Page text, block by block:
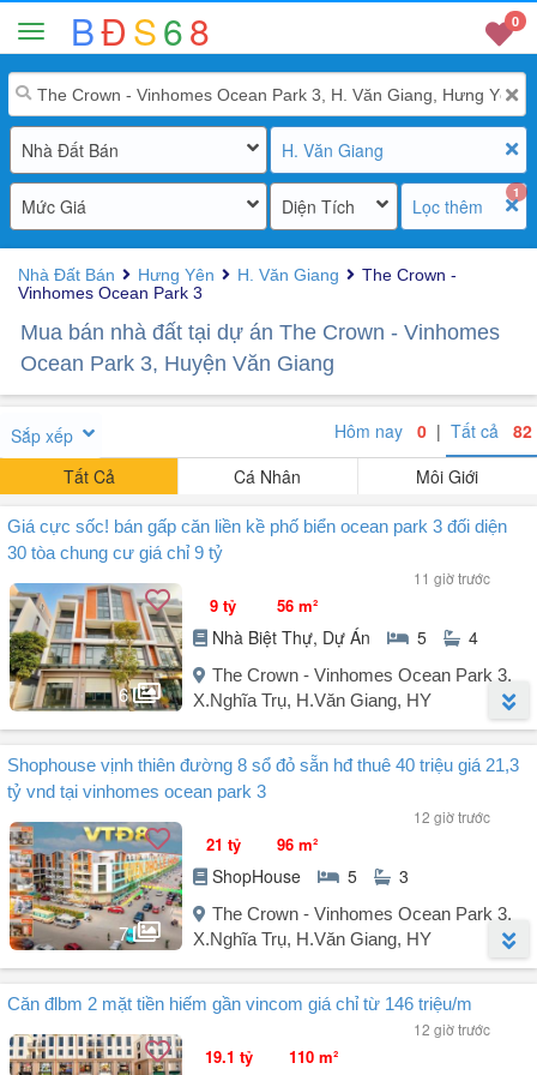
BĐS68 0
Nhà Đất Bán H. Văn Giang
Mức Giá Diện Tích
1
Lọc thêm
Nhà Đất Bán Hưng Yên H. Văn Giang
The Crown -
Vinhomes Ocean Park 3
Mua bán nhà đất tại dự án The Crown - Vinhomes
Ocean Park 3, Huyện Văn Giang
Sắp xếp Hôm nay 0 | Tất cả 82
Tất Cả
Cá Nhân Môi Giới
Giá cực sốc! bán gấp căn liền kề phố biển ocean park 3 đối diện
30 tòa chung cư giá chỉ 9 tỷ
11 giờ trước
6
9 tỷ 56 m²
Nhà Biệt Thự, Dự Án 5 4
The Crown - Vinhomes Ocean Park 3,
X.Nghĩa Trụ, H.Văn Giang, HY
Người đăng: Vũ Ngọc Ánh(36 tin đăng)
Chủ nhà cần tiền bán gấp liền kề Phố Biển Ocean Park 3 đối diện 30
toàn chung cư, diện tích 56m² - Kinh doanh sầm uất - Cách biển hồ
chỉ 200m - Giá cực hời chỉ 9 tỷ.
Liên hệ: .
-----------------------------
- Liền kề Phố Biển Ocean Park 3 - Vị trí đắc địa kinh doanh - Đối
diện 30 tòa chung cư cao cấp - Cạnh biển hồ, công viên sau nhà,
gần Vincom, Mega Grand World...
Shophouse vịnh thiên đường 8 sổ đỏ sẵn hđ thuê 40 triệu giá 21,3
tỷ vnd tại vinhomes ocean park 3
12 giờ trước
7
21 tỷ 96 m²
ShopHouse 5 3
The Crown - Vinhomes Ocean Park 3,
X.Nghĩa Trụ, H.Văn Giang, HY
Người đăng: Bui Hoang Việt
(16 tin đăng)
Cần bán shophouse với giá 21 tỷ VND, tọa lạc tại Xã Nghĩa Trụ, Văn
Giang, Hưng Yên, thuộc dự án The Crown - Vinhomes Ocean Park
Căn đlbm 2 mặt tiền hiếm gần vincom giá chỉ từ 146 triệu/m
12 giờ trước
19.1 tỷ 110 m²